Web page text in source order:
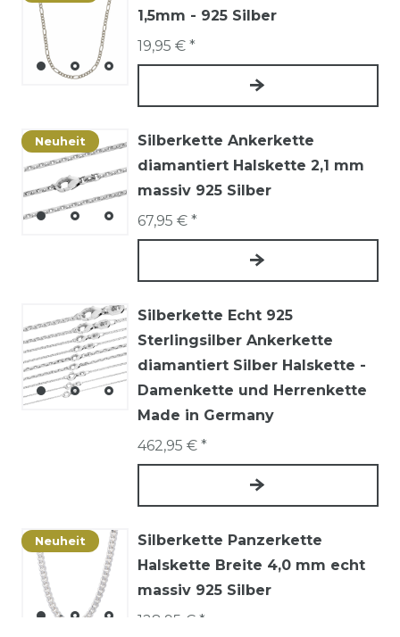
1,5mm - 925 Silber
19,95 € *
Neuheit
Silberkette Ankerkette
diamantiert Halskette 2,1 mm
massiv 925 Silber
67,95 € *
Silberkette Echt 925
Sterlingsilber Ankerkette
diamantiert Silber Halskette -
Damenkette und Herrenkette
Made in Germany
462,95 € *
Neuheit
Silberkette Panzerkette
Halskette Breite 4,0 mm echt
massiv 925 Silber
128,95 € *